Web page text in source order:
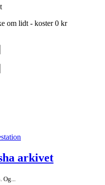
om lidt - koster 0 kr
arkivet